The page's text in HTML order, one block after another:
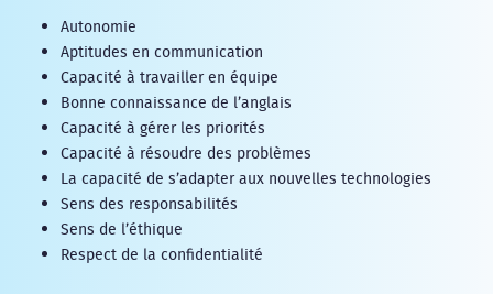
Autonomie
Aptitudes en communication
Capacité à travailler en équipe
Bonne connaissance de l’anglais
Capacité à gérer les priorités
Capacité à résoudre des problèmes
La capacité de s’adapter aux nouvelles technologies
Sens des responsabilités
Sens de l’éthique
Respect de la confidentialité